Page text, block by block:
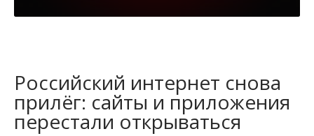
Российский интернет снова
прилёг: сайты и приложения
перестали открываться